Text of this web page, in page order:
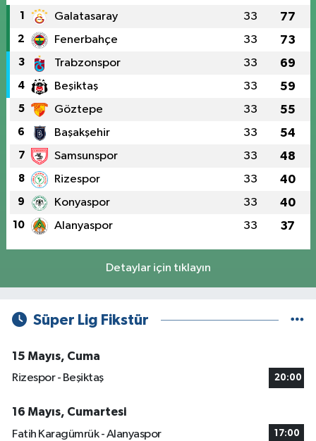
1 Galatasaray 33 77
2 Fenerbahçe 33 73
3 Trabzonspor 33 69
4 Beşiktaş 33 59
5 Göztepe 33 55
6 Başakşehir 33 54
7 Samsunspor 33 48
8 Rizespor 33 40
9 Konyaspor 33 40
10 Alanyaspor 33 37
Detaylar için tıklayın
Süper Lig Fikstür
15 Mayıs, Cuma
Rizespor - Beşiktaş
20:00
16 Mayıs, Cumartesi
Fatih Karagümrük - Alanyaspor
17:00